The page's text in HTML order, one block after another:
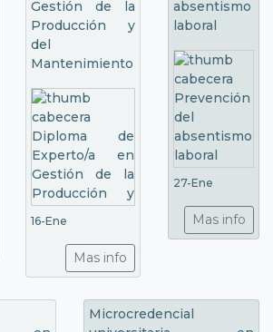
Gestión de la
Producción y
del
Mantenimiento
16-Ene
Mas info
absentismo
laboral
27-Ene
Mas info
Microcredencial